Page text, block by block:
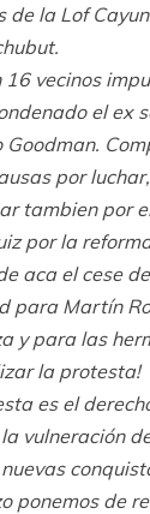
de la Lof
16 vecinos
el ex
por
tambien por
por la
aca el cese
para Martín
y para las
la protesta!
es el
vulneración
ponemos de